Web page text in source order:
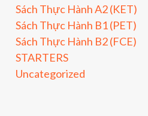
Sách Thực Hành A2 (KET)
Sách Thực Hành B1 (PET)
Sách Thực Hành B2 (FCE)
STARTERS
Uncategorized